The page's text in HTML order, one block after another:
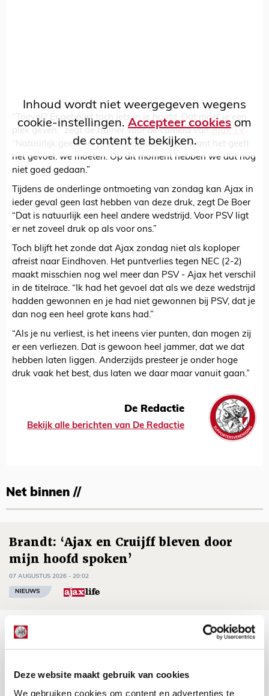
Deze website maakt gebruik van cookies
We gebruiken cookies om content en advertenties te
Inhoud wordt niet weergegeven wegens
cookie-instellingen. Accepteer cookies om
de content te bekijken.
“Toeval? Er gebeurt toch iets in je hoofd. Dat moet je een
plek geven,” zegt de trainer voor de camera vanAjax TV .
“Natuurlijk geeft het je een bepaalde druk, want het geeft
het gevoel: we moeten. Op dit moment hebben we dat nog
niet goed gedaan.”
Tijdens de onderlinge ontmoeting van zondag kan Ajax in
ieder geval geen last hebben van deze druk, zegt De Boer
“Dat is natuurlijk een heel andere wedstrijd. Voor PSV ligt
er net zoveel druk op als voor ons.”
Toch blijft het zonde dat Ajax zondag niet als koploper
afreist naar Eindhoven. Het puntverlies tegen NEC (2-2)
maakt misschien nog wel meer dan PSV - Ajax het verschil
in de titelrace. “Ik had het gevoel dat als we deze wedstrijd
hadden gewonnen en je had niet gewonnen bij PSV, dat je
dan nog een heel grote kans had.”
“Als je nu verliest, is het ineens vier punten, dan mogen zij
er een verliezen. Dat is gewoon heel jammer, dat we dat
hebben laten liggen. Anderzijds presteer je onder hoge
druk vaak het best, dus laten we daar maar vanuit gaan.”
De Redactie
Bekijk alle berichten van De Redactie
Net binnen //
Brandt: ‘Ajax en Cruijff bleven door
mijn hoofd spoken’
07 AUGUSTUS 2026 - 20:02
NIEUWS
Míchel geeft blessure-update en
spreekt over Godts, Baas en